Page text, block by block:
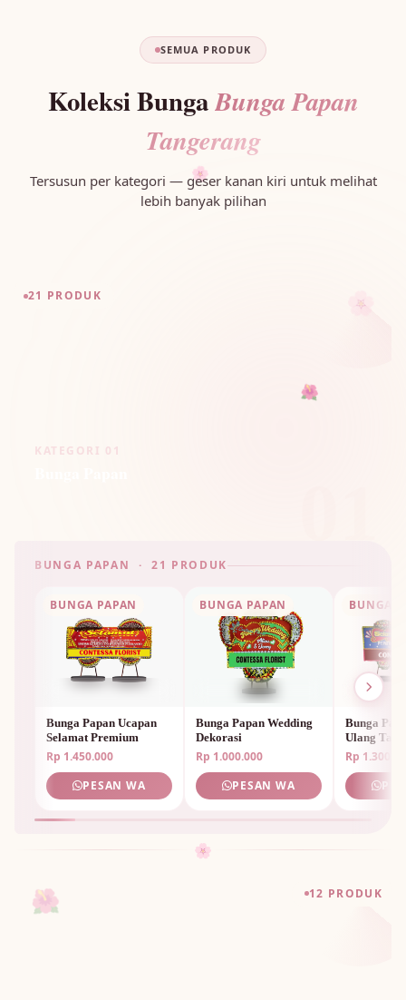
🌸
🌺
SEMUA PRODUK
Koleksi BungaBunga Papan
Tangerang
Tersusun per kategori — geser kanan kiri untuk melihat
lebih banyak pilihan
21 PRODUK 🌸
KATEGORI 01
BUNGA PAPAN · 21 PRODUK
BUNGA PAPAN
Bunga Papan Ucapan
Selamat Premium
Rp 1.450.000
PESAN WA
BUNGA PAPAN
Bunga Papan Wedding
Dekorasi
Rp 1.000.000
PESAN WA
BUNGA
Bunga
Ulang
Unik
Rp
🌸
12 PRODUK
🌺